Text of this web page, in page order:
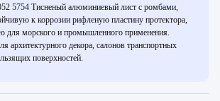
5754 Тисненый алюминиевый лист с ромбами,
к коррозии рифленую пластину протектора,
для морского и промышленного применения.
архитектурного декора, салонов транспортных
поверхностей.